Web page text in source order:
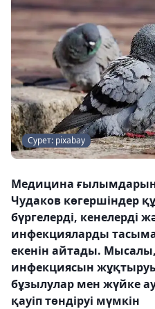
Сурет: pixabay
Медицина
Чудаков көгершіндер
бүргелерді, кенелерді
инфекцияларды
екенін айтады.
инфекциясын
бұзылулар мен жүйке
қауіп төндіруі мүмкін